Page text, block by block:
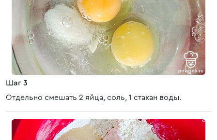
Шаг 3
Отдельно смешать 2 яйца, соль, 1 стакан воды.